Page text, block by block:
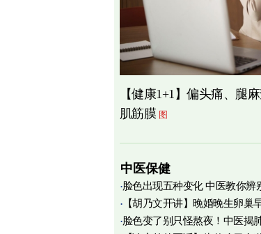
【健康1+1】偏头痛、腿
肌筋膜 图
中医保健
脸色出现五种变化 中医教你辨
【胡乃文开讲】晚婚晚生卵巢
育
脸色变了别只怪熬夜！中医揭